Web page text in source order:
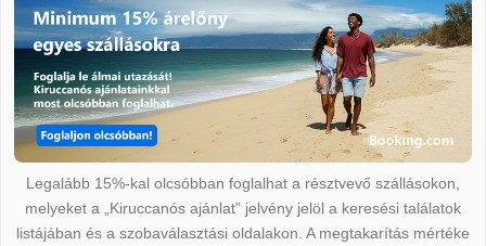
Legalább 15%-kal olcsóbban foglalhat a résztvevő szállásokon,
melyeket a „Kiruccanós ajánlat” jelvény jelöl a keresési találatok
listájában és a szobaválasztási oldalakon. A megtakarítás mértéke